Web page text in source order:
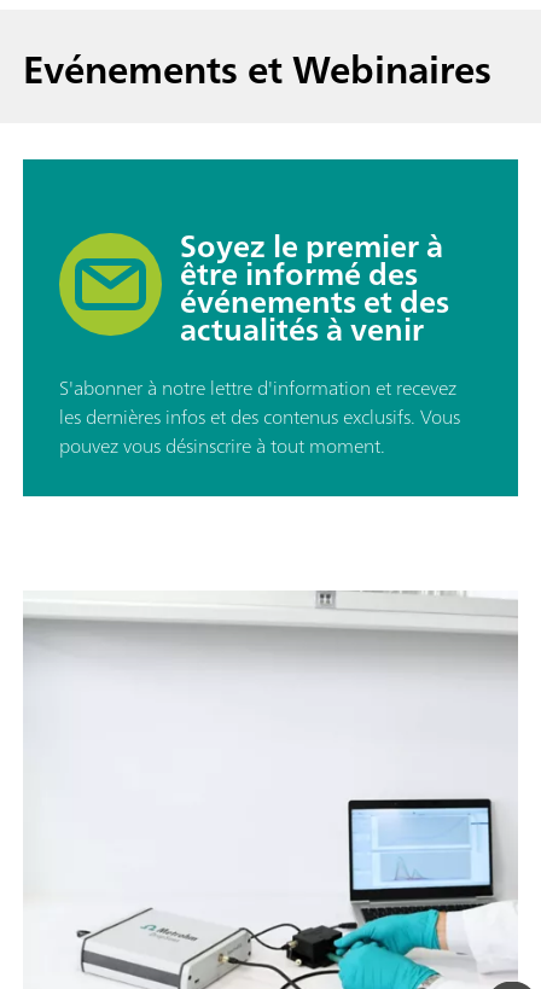
Evénements et Webinaires
Soyez le premier à
être informé des
événements et des
actualités à venir
S'abonner à notre lettre d'information et recevez
les dernières infos et des contenus exclusifs. Vous
pouvez vous désinscrire à tout moment.